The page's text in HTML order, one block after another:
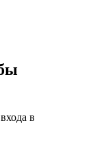
в